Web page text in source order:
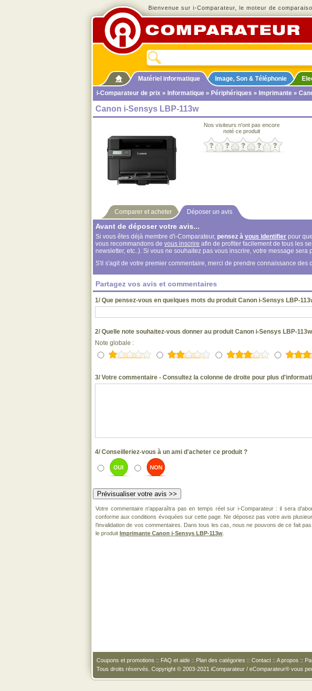
Bienvenue sur i-Comparateur, le moteur de
Matériel informatique Image, Son & Téléphonie
i-Comparateur de prix » Informatique » Périphériques » Imprimante »
Canon i-Sensys LBP-113w
Nos visiteurs n'ont pas encore
noté ce produit
Comparer et acheter Déposer un avis
Avant de déposer votre avis...
Si vous êtes déjà membre d'i-Comparateur, pensez à vous identifier pour
vous recommandons de vous inscrire afin de profiter facilement de tous les
newsletter, etc..). Si vous ne souhaitez pas vous inscrire, votre message
S'il s'agit de votre premier commentaire, merci de prendre connaissance
Partagez vos avis et commentaires
1/ Que pensez-vous en quelques mots du produit Canon i-Sensys LBP-
2/ Quelle note souhaitez-vous donner au produit Canon i-Sensys LBP-
Note globale :
3/ Votre commentaire - Consultez la colonne de droite pour plus
4/ Conseilleriez-vous à un ami d'acheter ce produit ?
Votre commentaire n'apparaîtra pas en temps réel sur i-Comparateur : il sera
conforme aux conditions évoquées sur cette page. Ne déposez pas votre avis
l'invalidation de vos commentaires. Dans tous les cas, nous ne pouvons de ce fait
le produit Imprimante Canon i-Sensys LBP-113w
Coupons et promotions :: FAQ et aide :: Plan des catégories :: Contact :: A propos ::
Tous droits réservés. Copyright © 2003-2021 iComparateur / eComparateur® vous